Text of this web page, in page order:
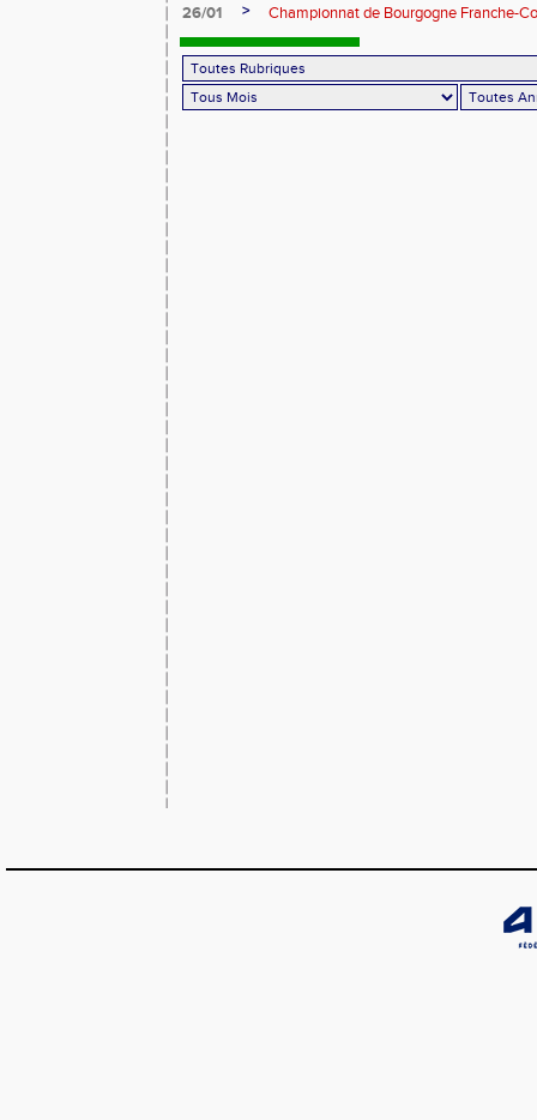
26/01
> Championnat de Bourgogne Franche-